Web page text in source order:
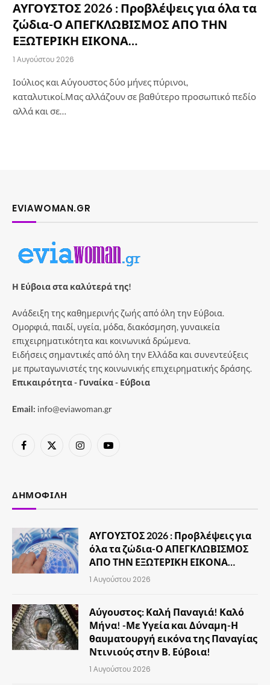
ΑΥΓΟΥΣΤΟΣ 2026 : Προβλέψεις για όλα τα
ζώδια-Ο ΑΠΕΓΚΛΩΒΙΣΜΟΣ ΑΠΟ ΤΗΝ
ΕΞΩΤΕΡΙΚΗ ΕΙΚΟΝΑ…
1 Αυγούστου 2026
Ιούλιος και Αύγουστος δύο μήνες πύρινοι,
καταλυτικοί.Μας αλλάζουν σε βαθύτερο προσωπικό πεδίο
αλλά και σε…
EVIAWOMAN.GR
Η Εύβοια στα καλύτερά της!
Ανάδειξη της καθημερινής ζωής από όλη την Εύβοια.
Ομορφιά, παιδί, υγεία, μόδα, διακόσμηση, γυναικεία
επιχειρηματικότητα και κοινωνικά δρώμενα.
Ειδήσεις σημαντικές από όλη την Ελλάδα και συνεντεύξεις
με πρωταγωνιστές της κοινωνικής επιχειρηματικής δράσης.
Επικαιρότητα - Γυναίκα - Εύβοια
Email: info@eviawoman.gr
Facebook
X
InstagramYouTube
ΔΗΜΟΦΙΛΉ
ΑΥΓΟΥΣΤΟΣ 2026 : Προβλέψεις για
όλα τα ζώδια-Ο ΑΠΕΓΚΛΩΒΙΣΜΟΣ
ΑΠΟ ΤΗΝ ΕΞΩΤΕΡΙΚΗ ΕΙΚΟΝΑ…
1 Αυγούστου 2026
Αύγουστος: Καλή Παναγιά! Καλό
Μήνα! -Με Υγεία και Δύναμη-Η
θαυματουργή εικόνα της Παναγίας
Ντινιούς στην Β. Εύβοια!
1 Αυγούστου 2026